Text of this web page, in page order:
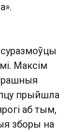
Максім
прыйшла
аб тым,
зборы на